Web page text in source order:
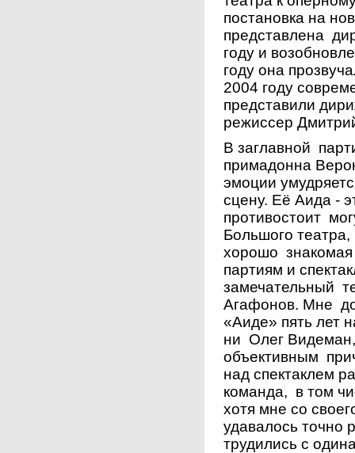
постановка на
представлена
году и
году она
2004 году
представили
режиссер
В заглавной
примадонна
эмоции
сцену. Её Аида -
противостоит
Большого
хорошо
партиям и
замечательный
Агафонов. Мне
«Аиде» пять лет
ни Олег
объективным
над спектаклем
команда, в том
хотя мне со
удавалось точно
трудились с